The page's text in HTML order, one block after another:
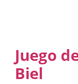
Juego
Biel